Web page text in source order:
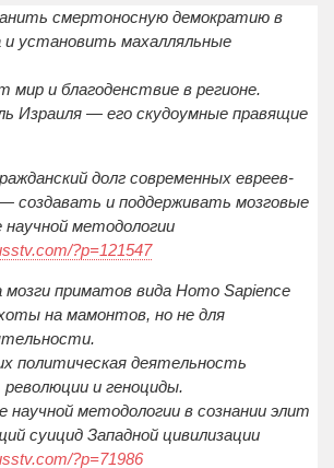
смертоносную демократию в
установить махалляльные
и благоденствие в регионе.
Израиля — его скудоумные правящие
долг современных евреев-
создавать и поддерживать мозговые
методологии
?p=121547
мозги приматов вида Homo Sapience
на мамонтов, но не для
политическая деятельность
и геноциды.
научной методологии в сознании элит
суицид Западной цивилизации
?p=71986